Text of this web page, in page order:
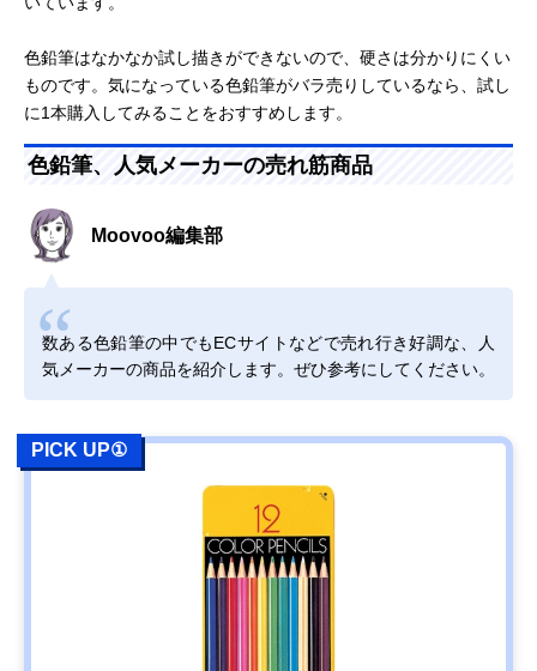
色鉛筆はなかなか試し描きができないので、硬さは分かりにくい
ものです。気になっている色鉛筆がバラ売りしているなら、試し
に1本購入してみることをおすすめします。
色鉛筆、人気メーカーの売れ筋商品
Moovoo編集部
数ある色鉛筆の中でもECサイトなどで売れ行き好調な、人
気メーカーの商品を紹介します。ぜひ参考にしてください。
PICK UP①